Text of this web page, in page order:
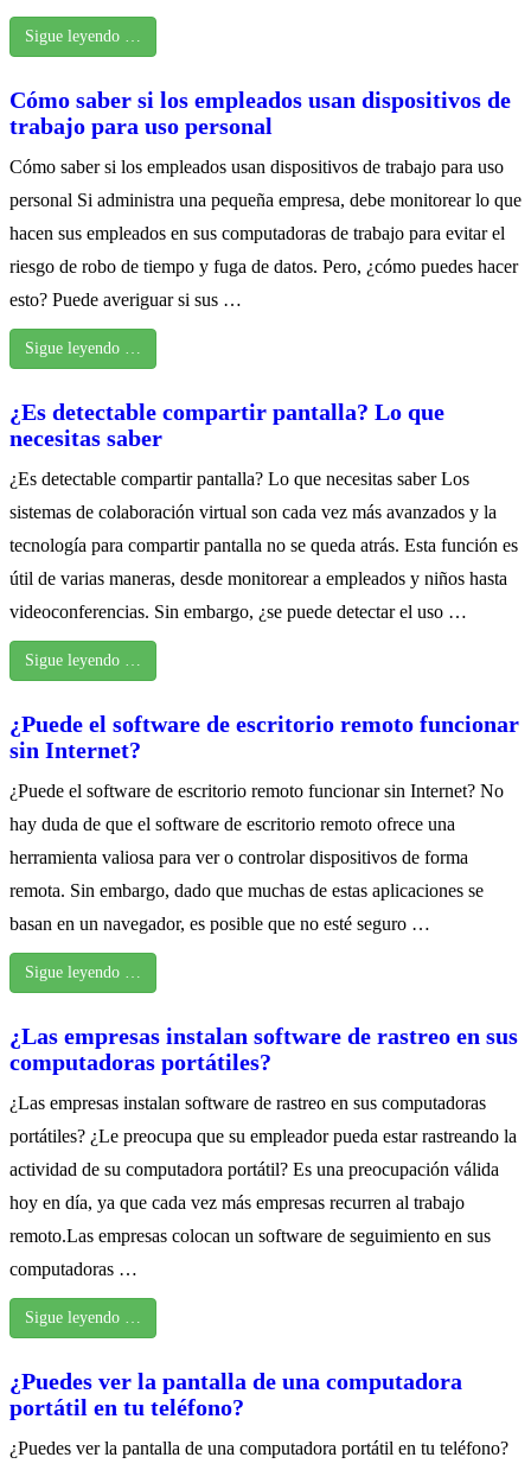
Sigue leyendo …
Cómo saber si los empleados usan dispositivos de
trabajo para uso personal
Cómo saber si los empleados usan dispositivos de trabajo para uso
personal Si administra una pequeña empresa, debe monitorear lo que
hacen sus empleados en sus computadoras de trabajo para evitar el
riesgo de robo de tiempo y fuga de datos. Pero, ¿cómo puedes hacer
esto? Puede averiguar si sus …
Sigue leyendo …
¿Es detectable compartir pantalla? Lo que
necesitas saber
¿Es detectable compartir pantalla? Lo que necesitas saber Los
sistemas de colaboración virtual son cada vez más avanzados y la
tecnología para compartir pantalla no se queda atrás. Esta función es
útil de varias maneras, desde monitorear a empleados y niños hasta
videoconferencias. Sin embargo, ¿se puede detectar el uso …
Sigue leyendo …
¿Puede el software de escritorio remoto funcionar
sin Internet?
¿Puede el software de escritorio remoto funcionar sin Internet? No
hay duda de que el software de escritorio remoto ofrece una
herramienta valiosa para ver o controlar dispositivos de forma
remota. Sin embargo, dado que muchas de estas aplicaciones se
basan en un navegador, es posible que no esté seguro …
Sigue leyendo …
¿Las empresas instalan software de rastreo en sus
computadoras portátiles?
¿Las empresas instalan software de rastreo en sus computadoras
portátiles? ¿Le preocupa que su empleador pueda estar rastreando la
actividad de su computadora portátil? Es una preocupación válida
hoy en día, ya que cada vez más empresas recurren al trabajo
remoto.Las empresas colocan un software de seguimiento en sus
computadoras …
Sigue leyendo …
¿Puedes ver la pantalla de una computadora
portátil en tu teléfono?
¿Puedes ver la pantalla de una computadora portátil en tu teléfono?